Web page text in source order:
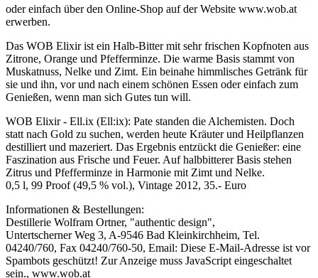
oder einfach über den Online-Shop auf der Website www.wob.at
erwerben.
Das WOB Elixir ist ein Halb-Bitter mit sehr frischen Kopfnoten aus
Zitrone, Orange und Pfefferminze. Die warme Basis stammt von
Muskatnuss, Nelke und Zimt. Ein beinahe himmlisches Getränk für
sie und ihn, vor und nach einem schönen Essen oder einfach zum
Genießen, wenn man sich Gutes tun will.
WOB Elixir - Ell.ix (Ell:ix): Pate standen die Alchemisten. Doch
statt nach Gold zu suchen, werden heute Kräuter und Heilpflanzen
destilliert und mazeriert. Das Ergebnis entzückt die Genießer: eine
Faszination aus Frische und Feuer. Auf halbbitterer Basis stehen
Zitrus und Pfefferminze in Harmonie mit Zimt und Nelke.
0,5 l, 99 Proof (49,5 % vol.), Vintage 2012, 35.- Euro
Informationen & Bestellungen:
Destillerie Wolfram Ortner, "authentic design",
Untertscherner Weg 3, A-9546 Bad Kleinkirchheim, Tel.
04240/760, Fax 04240/760-50, Email: Diese E-Mail-Adresse ist vor
Spambots geschützt! Zur Anzeige muss JavaScript eingeschaltet
sein., www.wob.at